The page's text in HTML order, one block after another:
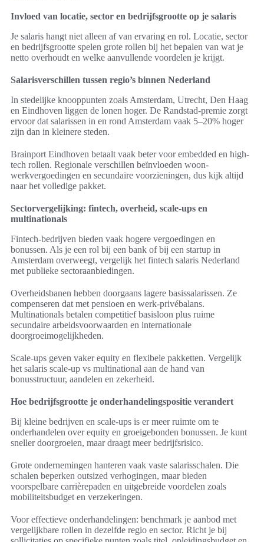
Invloed van locatie, sector en bedrijfsgrootte op je salaris
Je salaris hangt niet alleen af van ervaring en rol. Locatie, sector
en bedrijfsgrootte spelen grote rollen bij het bepalen van wat je
netto overhoudt en welke aanvullende voordelen je krijgt.
Salarisverschillen tussen regio’s binnen Nederland
In stedelijke knooppunten zoals Amsterdam, Utrecht, Den Haag
en Eindhoven liggen de lonen hoger. De Randstad-premie zorgt
ervoor dat salarissen in en rond Amsterdam vaak 5–20% hoger
zijn dan in kleinere steden.
Brainport Eindhoven betaalt vaak beter voor embedded en high-
tech rollen. Regionale verschillen beïnvloeden woon-
werkvergoedingen en secundaire voorzieningen, dus kijk altijd
naar het volledige pakket.
Sectorvergelijking: fintech, overheid, scale-ups en
multinationals
Fintech-bedrijven bieden vaak hogere vergoedingen en
bonussen. Als je een rol bij een bank of bij een startup in
Amsterdam overweegt, vergelijk het fintech salaris Nederland
met publieke sectoraanbiedingen.
Overheidsbanen hebben doorgaans lagere basissalarissen. Ze
compenseren dat met pensioen en werk-privébalans.
Multinationals betalen competitief basisloon plus ruime
secundaire arbeidsvoorwaarden en internationale
doorgroeimogelijkheden.
Scale-ups geven vaker equity en flexibele pakketten. Vergelijk
het salaris scale-up vs multinational aan de hand van
bonusstructuur, aandelen en zekerheid.
Hoe bedrijfsgrootte je onderhandelingspositie verandert
Bij kleine bedrijven en scale-ups is er meer ruimte om te
onderhandelen over equity en groeigebonden bonussen. Je kunt
sneller doorgroeien, maar draagt meer bedrijfsrisico.
Grote ondernemingen hanteren vaak vaste salarisschalen. Die
schalen beperken outsized verhogingen, maar bieden
voorspelbare carrièrepaden en uitgebreide voordelen zoals
mobiliteitsbudget en verzekeringen.
Voor effectieve onderhandelingen: benchmark je aanbod met
vergelijkbare rollen in dezelfde regio en sector. Richt je bij